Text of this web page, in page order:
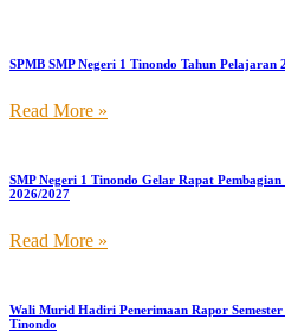
SPMB SMP Negeri 1 Tinondo Tahun Pelajaran
Read More »
SMP Negeri 1 Tinondo Gelar Rapat
2026/2027
Read More »
Wali Murid Hadiri Penerimaan Rapor Semester
Tinondo